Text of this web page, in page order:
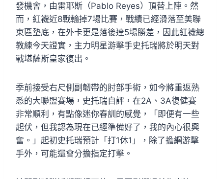
發機會，由雷耶斯（Pablo Reyes）頂替上陣。然
而，紅襪近8戰輸掉7場比賽，戰績已經滑落至美聯
東區墊底，在外卡更是落後達5場勝差，因此紅襪總
教練今天證實，主力明星游擊手史托瑞將於明天對
戰堪薩斯皇家復出。
季前接受右尺側副韌帶的肘部手術，如今將重返熟
悉的大聯盟賽場，史托瑞自評，在2A、3A復健賽
非常順利，有點像迷你春訓的感覺，「即便有一些
起伏，但我認為現在已經準備好了，我的內心很興
奮。」起初史托瑞預計「打1休1」，除了擔綱游擊
手外，可能還會分擔指定打擊。